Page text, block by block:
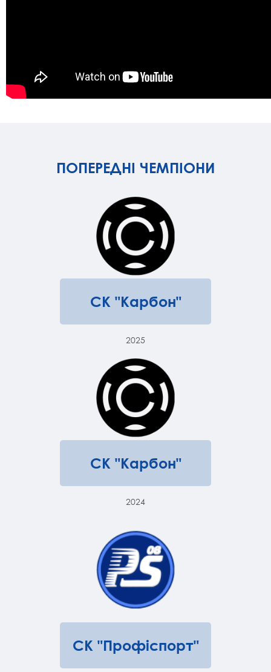
ПОПЕРЕДНІ ЧЕМПІОНИ
СК "Карбон"
2025
СК "Карбон"
2024
СК "Профіспорт"